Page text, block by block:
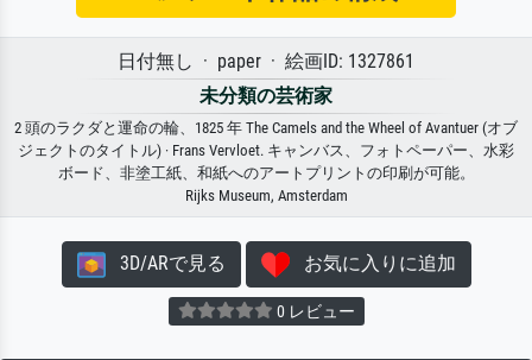
日付無し · paper · 絵画ID: 1327861
未分類の芸術家
2 頭のラクダと運命の輪、1825 年 The Camels and the Wheel of Avantuer (オブ
ジェクトのタイトル) · Frans Vervloet. キャンバス、フォトペーパー、水彩
ボード、非塗工紙、和紙へのアートプリントの印刷が可能。
Rijks Museum, Amsterdam
3D/ARで見る お気に入りに追加
0 レビュー